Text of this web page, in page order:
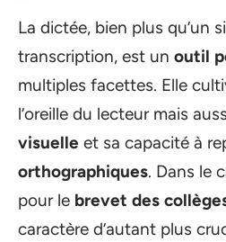
La dictée, bien plus qu’un
transcription, est un outil
multiples facettes. Elle
l’oreille du lecteur mais
visuelle et sa capacité à
orthographiques. Dans le
pour le brevet des
caractère d’autant plus